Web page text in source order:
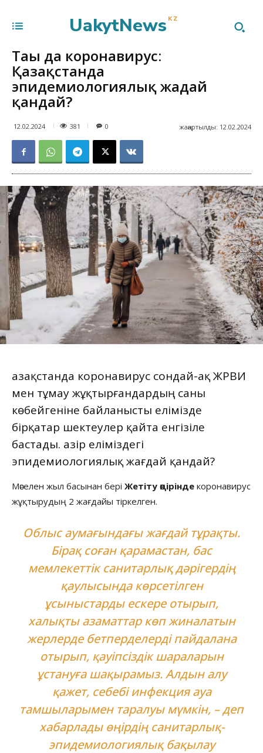
UakytNews KZ
Тағы да коронавирус:
Қазақстанда
эпидемиологиялық жағдай
қандай?
12.02.2024 381 жаңартылды: 12.02.2024
0
Қазақстанда коронавирус сондай-ақ ЖРВИ
мен тұмау жұқтырғандардың саны
көбейгеніне байланысты елімізде
бірқатар шектеулер қайта енгізіле
бастады. Қазір еліміздегі
эпидемиологиялық жағдай қандай?
Мәселен жыл басынан бері Жетіту өңірінде коронавирус
жұқтырудың 2 жағдайы тіркелген.
Облыс аумағындағы жағдай тұрақты.
Бірақ соған қарамастан, бас
мемлекеттік санитарлық дәрігердің
қаулысында көрсетілген
ұсыныстарды ескере отырып,
халықты азаматтар көп жиналатын
жерлерде бетперделерді пайдалана
отырып, қауіпсіздік шараларын
ұстануға шақырамыз. Алдын алу
қажет, себебі инфекция ауа
тамшыларымен таралуы мүмкін, – деп
хабарлады өңірдің санитарлық-
эпидемиологиялық бақылау